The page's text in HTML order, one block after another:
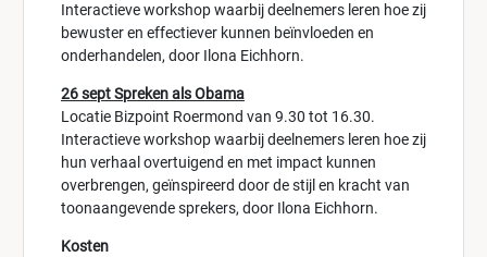
Interactieve workshop waarbij deelnemers leren hoe zij
bewuster en effectiever kunnen beïnvloeden en
onderhandelen, door Ilona Eichhorn.
26 sept Spreken als Obama
Locatie Bizpoint Roermond van 9.30 tot 16.30.
Interactieve workshop waarbij deelnemers leren hoe zij
hun verhaal overtuigend en met impact kunnen
overbrengen, geïnspireerd door de stijl en kracht van
toonaangevende sprekers, door Ilona Eichhorn.
Kosten